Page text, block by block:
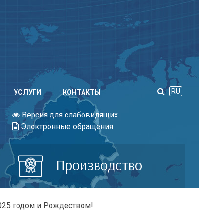
УСЛУГИ КОНТАКТЫ RU
Версия для слабовидящих
Электронные обращения
Производство
годом и Рождеством!